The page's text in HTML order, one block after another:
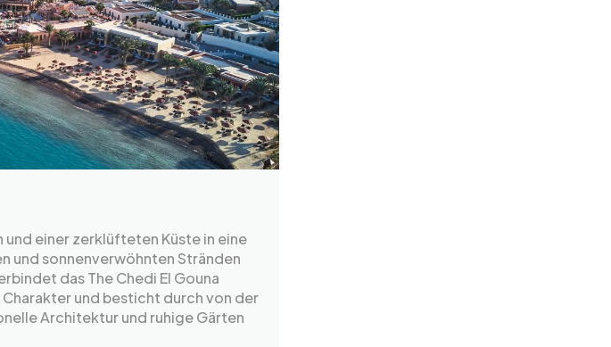
und einer zerklüfteten Küste in eine
und sonnenverwöhnten Stränden
das The Chedi El Gouna
und besticht durch von der
Architektur und ruhige Gärten